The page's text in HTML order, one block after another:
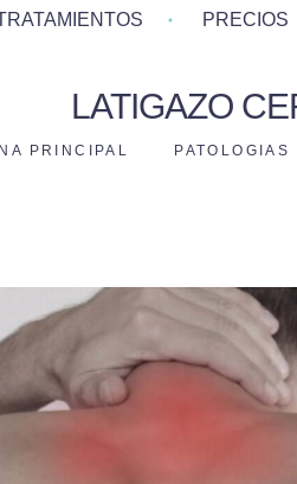
PRECIOS
LATIGAZO
PRINCIPAL PATOLOGIAS